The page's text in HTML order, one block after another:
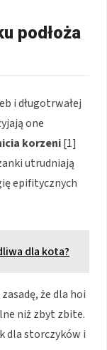
podłoża
i długotrwałej
one
korzeni[1]
utrudniają
epifitycznych
dla kota?
że dla hoi
niż zbyt zbite.
dla storczyków i